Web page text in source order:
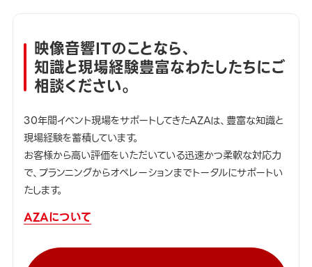
映像音響ITのことなら、
知識と現場経験豊富なわたしたちにご
相談ください。
30年間イベント現場をサポートしてきたAZAは、豊富な知識と
現場経験を蓄積しています。
お客様から高い評価をいただいている迅速かつ柔軟な対応力
で、プランニングからオペレーションまでトータルにサポートい
たします。
AZAについて